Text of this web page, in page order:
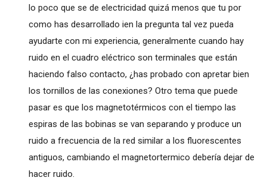
lo poco que se de electricidad quizá menos que tu por
como has desarrollado ien la pregunta tal vez pueda
ayudarte con mi experiencia, generalmente cuando hay
ruido en el cuadro eléctrico son terminales que están
haciendo falso contacto, ¿has probado con apretar bien
los tornillos de las conexiones? Otro tema que puede
pasar es que los magnetotérmicos con el tiempo las
espiras de las bobinas se van separando y produce un
ruido a frecuencia de la red similar a los fluorescentes
antiguos, cambiando el magnetortermico debería dejar de
hacer ruido.